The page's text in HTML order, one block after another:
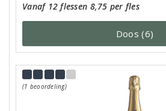
Vanaf 12 flessen 8,75 per fles
Doos (6)
(1 beoordeling)